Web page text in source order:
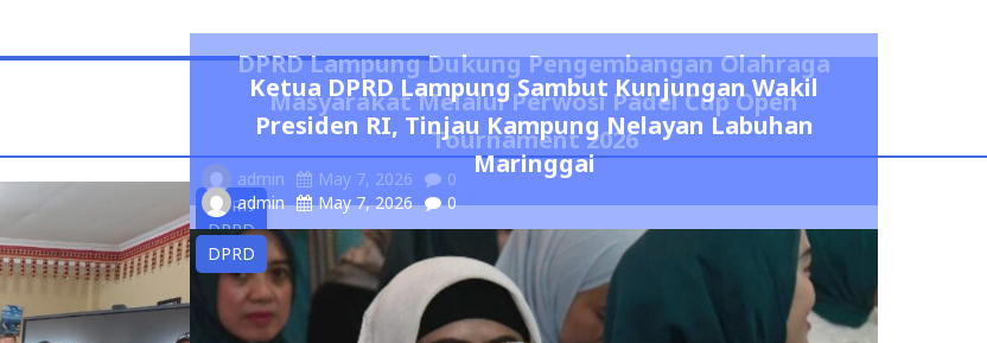
DPRD
DPRD Lampung Dukung Pengembangan Olahraga
Masyarakat Melalui Perwosi Padel Cup Open
Tournament 2026
admin May 7, 2026 0
DPRD
Ketua DPRD Lampung Sambut Kunjungan Wakil
Presiden RI, Tinjau Kampung Nelayan Labuhan
Maringgai
admin May 7, 2026 0
DPRD